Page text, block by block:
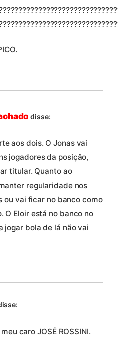
disse:
aos dois. O Jonas vai
jogadores da posição,
titular. Quanto ao
regularidade nos
ou vai ficar no banco como
O Eloir está no banco no
jogar bola de lá não vai
caro JOSÉ ROSSINI.